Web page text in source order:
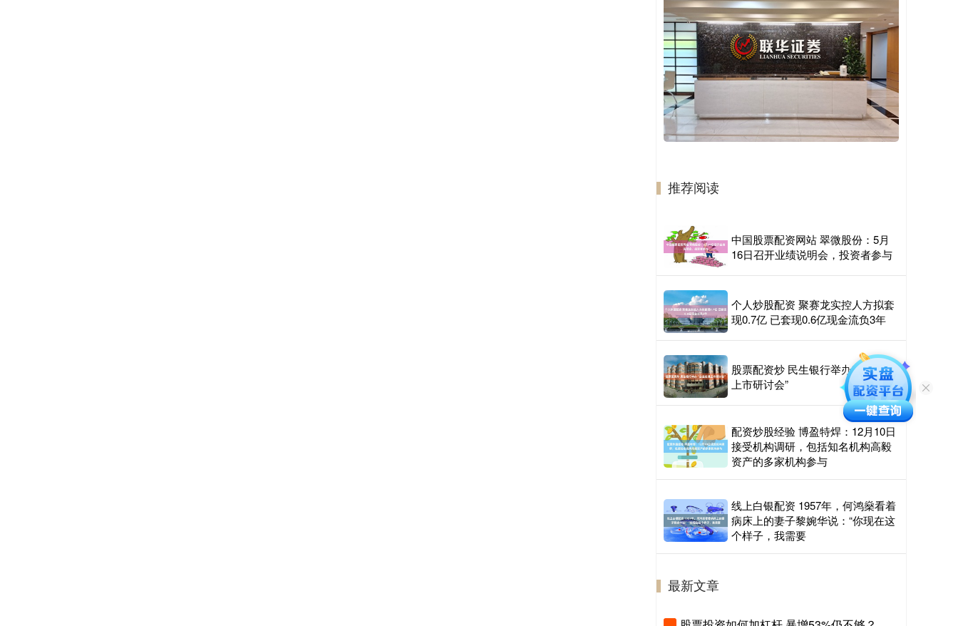
推荐阅读
中国股票配资网站 翠微股份：5月
16日召开业绩说明会，投资者参与
个人炒股配资 聚赛龙实控人方拟套
现0.7亿 已套现0.6亿现金流负3年
股票配资炒 民生银行举办“企业赴港
上市研讨会”
配资炒股经验 博盈特焊：12月10日
接受机构调研，包括知名机构高毅
资产的多家机构参与
线上白银配资 1957年，何鸿燊看着
病床上的妻子黎婉华说：“你现在这
个样子，我需要
最新文章